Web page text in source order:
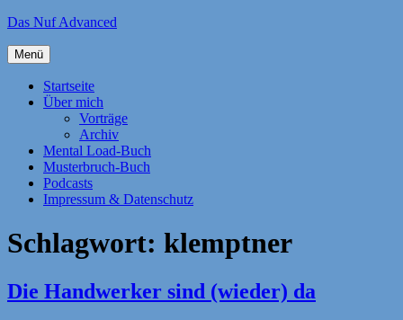
Zum
springen
Das Nuf Advanced
Menü
Startseite
Über mich
Vorträge
Archiv
Mental Load-Buch
Musterbruch-Buch
Podcasts
Impressum & Datenschutz
Schlagwort: klemptner
Die Handwerker sind (wieder) da